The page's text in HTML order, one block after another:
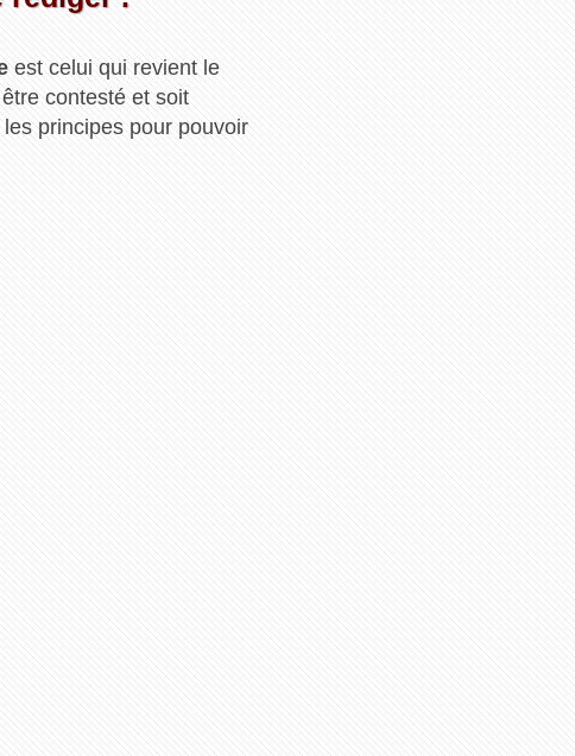
est celui qui revient le
contesté et soit
principes pour pouvoir